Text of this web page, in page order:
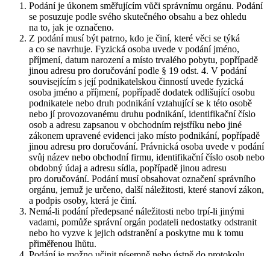
Podání je úkonem směřujícím vůči správnímu orgánu. Podání
se posuzuje podle svého skutečného obsahu a bez ohledu
na to, jak je označeno.
Z podání musí být patrno, kdo je činí, které věci se týká
a co se navrhuje. Fyzická osoba uvede v podání jméno,
příjmení, datum narození a místo trvalého pobytu, popřípadě
jinou adresu pro doručování podle § 19 odst. 4. V podání
souvisejícím s její podnikatelskou činností uvede fyzická
osoba jméno a příjmení, popřípadě dodatek odlišující osobu
podnikatele nebo druh podnikání vztahující se k této osobě
nebo jí provozovanému druhu podnikání, identifikační číslo
osob a adresu zapsanou v obchodním rejstříku nebo jiné
zákonem upravené evidenci jako místo podnikání, popřípadě
jinou adresu pro doručování. Právnická osoba uvede v podání
svůj název nebo obchodní firmu, identifikační číslo osob nebo
obdobný údaj a adresu sídla, popřípadě jinou adresu
pro doručování. Podání musí obsahovat označení správního
orgánu, jemuž je určeno, další náležitosti, které stanoví zákon,
a podpis osoby, která je činí.
Nemá-li podání předepsané náležitosti nebo trpí-li jinými
vadami, pomůže správní orgán podateli nedostatky odstranit
nebo ho vyzve k jejich odstranění a poskytne mu k tomu
přiměřenou lhůtu.